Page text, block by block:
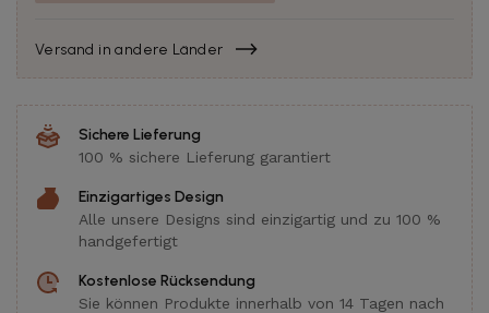
Versand in andere Länder
Sichere Lieferung
100 % sichere Lieferung garantiert
Einzigartiges Design
Alle unsere Designs sind einzigartig und zu 100 %
handgefertigt
Kostenlose Rücksendung
Sie können Produkte innerhalb von 14 Tagen nach